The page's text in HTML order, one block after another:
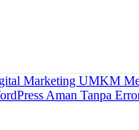
Marketing UMKM
Aman Tanpa